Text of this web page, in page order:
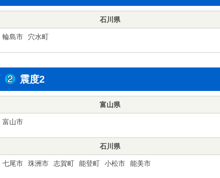
石川県
輪島市 穴水町
震度2
富山県
富山市
石川県
七尾市 珠洲市 志賀町 能登町 小松市 能美市